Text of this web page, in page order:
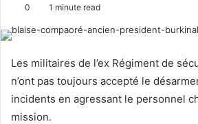
d
n
e
m
0 1 minute read
Les militaires de l’ex Régiment de
n’ont pas toujours accepté le
incidents en agressant le personnel
mission.